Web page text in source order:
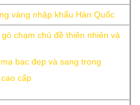
vàng nhập khẩu Hàn Quốc
chạm chủ đề thiên nhiên và
bạc đẹp và sang trọng
cấp